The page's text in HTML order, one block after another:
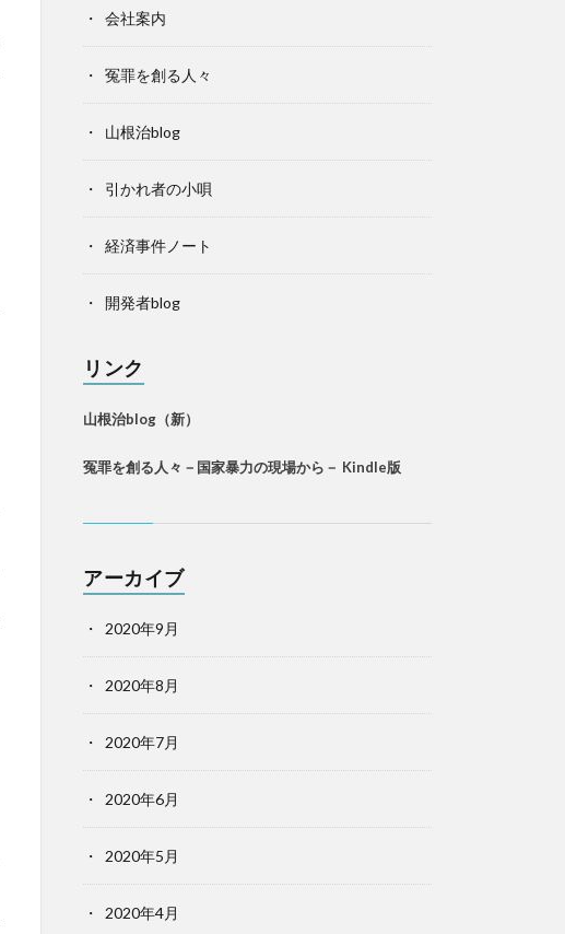
会社案内
冤罪を創る人々
山根治blog
引かれ者の小唄
経済事件ノート
開発者blog
リンク
山根治blog（新）
冤罪を創る人々－国家暴力の現場から－ Kindle版
アーカイブ
2020年9月
2020年8月
2020年7月
2020年6月
2020年5月
2020年4月